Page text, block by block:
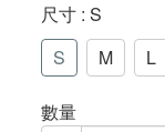
尺寸 : S
S
M L
數量